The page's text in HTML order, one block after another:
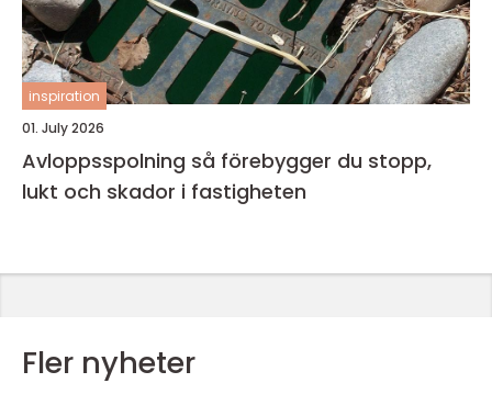
inspiration
01. July 2026
Avloppsspolning så förebygger du stopp,
lukt och skador i fastigheten
Fler nyheter